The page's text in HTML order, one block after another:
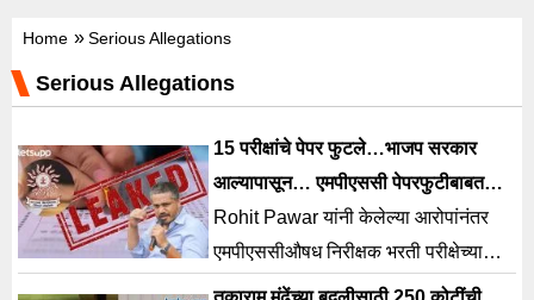
Home »Serious Allegations
Serious Allegations
15 परीक्षांचे पेपर फुटले…भाजप सरकार
आल्यापासून… एमपीएससी पेपरफुटीबाबत
रोहित पवारांचे गंभीर आरोप
Rohit Pawar यांनी केलेल्या आरोपांनंतर
एमपीएससीऔषध निरीक्षक भरती परीक्षेच्या
कथित पेपरफुटी प्रकरणात दररोज नवे दावे